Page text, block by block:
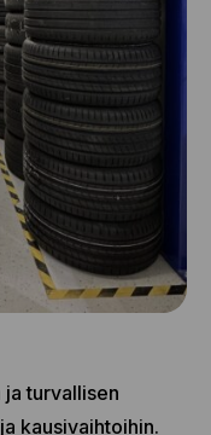
turvallisen
kausivaihtoihin.